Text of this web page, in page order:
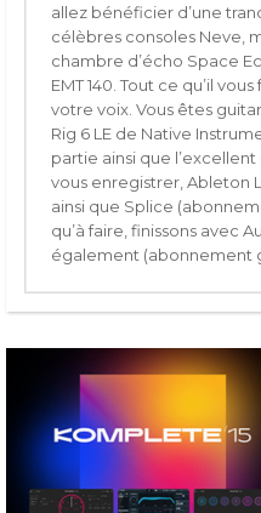
allez bénéficier d’une
célèbres consoles Neve,
chambre d’écho Space
EMT 140. Tout ce qu’il
votre voix. Vous êtes
Rig 6 LE de Native
partie ainsi que
vous enregistrer, Ableton
ainsi que Splice
qu’à faire, finissons avec
également (abonnement